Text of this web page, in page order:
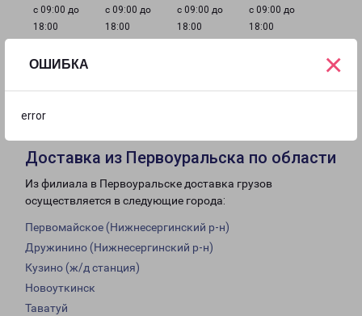
ОШИБКА
error
×
с 09:00 до
18:00
с 09:00 до
18:00
с 09:00 до
18:00
с 09:00 до
18:00
Доставка из Первоуральска по области
Из филиала в Первоуральске доставка грузов
осуществляется в следующие города:
Первомайское (Нижнесергинский р-н)
Дружинино (Нижнесергинский р-н)
Кузино (ж/д станция)
Новоуткинск
Таватуй